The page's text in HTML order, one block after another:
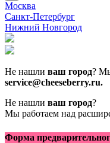
Москва
Санкт-Петербург
Нижний Новгород
Не нашли ваш город?
service@cheeseberry.ru.
Не нашли ваш город?
Мы работаем над
Форма